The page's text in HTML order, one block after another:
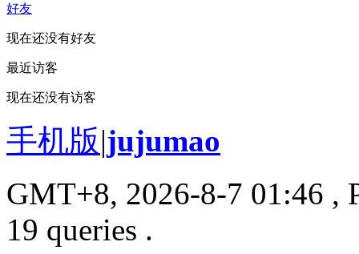
好友
现在还没有好友
最近访客
现在还没有访客
手机版|jujumao
GMT+8, 2026-8-7 01:46 ,
19 queries .